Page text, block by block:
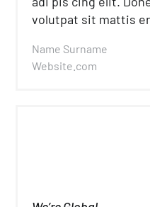
volutpat sit mattis
Name Surname
Website.com